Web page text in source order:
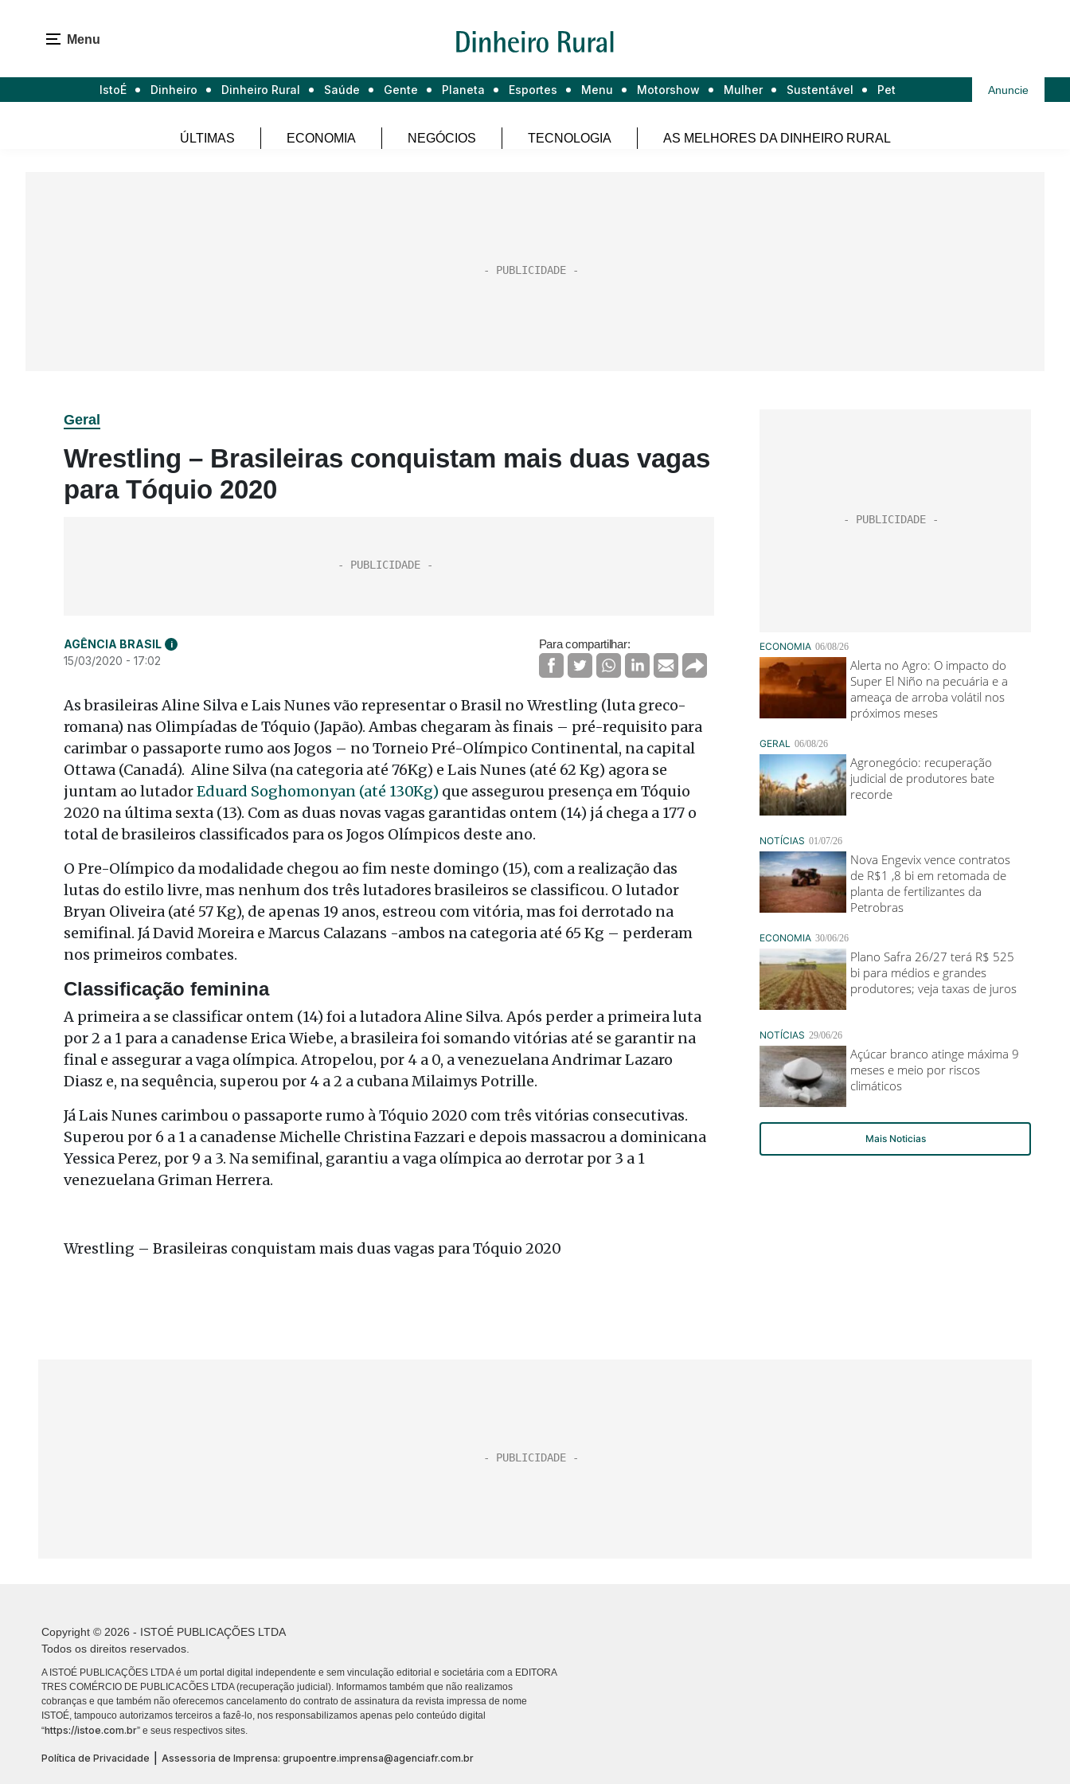
Menu
IstoÉ Dinheiro Dinheiro Rural Saúde Gente Planeta Esportes Menu Motorshow Mulher Sustentável Pet Anuncie
ÚLTIMAS ECONOMIA NEGÓCIOS TECNOLOGIA AS MELHORES DA DINHEIRO RURAL
Geral
Wrestling – Brasileiras conquistam mais duas vagas
para Tóquio 2020
AGÊNCIA BRASIL i
15/03/2020 - 17:02
Para compartilhar:
As brasileiras Aline Silva e Lais Nunes vão representar o Brasil no Wrestling (luta greco-
romana) nas Olimpíadas de Tóquio (Japão). Ambas chegaram às finais – pré-requisito para
carimbar o passaporte rumo aos Jogos – no Torneio Pré-Olímpico Continental, na capital
Ottawa (Canadá). Aline Silva (na categoria até 76Kg) e Lais Nunes (até 62 Kg) agora se
juntam ao lutadorEduard Soghomonyan (até 130Kg) que assegurou presença em Tóquio
2020 na última sexta (13). Com as duas novas vagas garantidas ontem (14) já chega a 177 o
total de brasileiros classificados para os Jogos Olímpicos deste ano.
O Pre-Olímpico da modalidade chegou ao fim neste domingo (15), com a realização das
lutas do estilo livre, mas nenhum dos três lutadores brasileiros se classificou. O lutador
Bryan Oliveira (até 57 Kg), de apenas 19 anos, estreou com vitória, mas foi derrotado na
semifinal. Já David Moreira e Marcus Calazans -ambos na categoria até 65 Kg – perderam
nos primeiros combates.
Classificação feminina
A primeira a se classificar ontem (14) foi a lutadora Aline Silva. Após perder a primeira luta
por 2 a 1 para a canadense Erica Wiebe, a brasileira foi somando vitórias até se garantir na
final e assegurar a vaga olímpica. Atropelou, por 4 a 0, a venezuelana Andrimar Lazaro
Diasz e, na sequência, superou por 4 a 2 a cubana Milaimys Potrille.
Já Lais Nunes carimbou o passaporte rumo à Tóquio 2020 com três vitórias consecutivas.
Superou por 6 a 1 a canadense Michelle Christina Fazzari e depois massacrou a dominicana
Yessica Perez, por 9 a 3. Na semifinal, garantiu a vaga olímpica ao derrotar por 3 a 1
venezuelana Griman Herrera.
Wrestling – Brasileiras conquistam mais duas vagas para Tóquio 2020
Copyright © 2026 - ISTOÉ PUBLICAÇÕES LTDA
Todos os direitos reservados.
A ISTOÉ PUBLICAÇÕES LTDA é um portal digital independente e sem vinculação editorial e societária com a EDITORA
TRES COMÉRCIO DE PUBLICACÕES LTDA (recuperação judicial). Informamos também que não realizamos
cobranças e que também não oferecemos cancelamento do contrato de assinatura da revista impressa de nome
ISTOÉ, tampouco autorizamos terceiros a fazê-lo, nos responsabilizamos apenas pelo conteúdo digital
“https://istoe.com.br” e seus respectivos sites.
Política de Privacidade Assessoria de Imprensa: grupoentre.imprensa@agenciafr.com.br